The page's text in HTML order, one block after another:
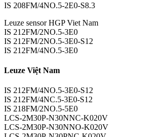
IS 208FM/4NO.5-2E0-S8.3
Leuze sensor HGP Viet Nam
IS 212FM/2NO.5-3E0
IS 212FM/2NO.5-3E0-S12
IS 212FM/4NO.5-3E0
Leuze Việt Nam
IS 212FM/4NO.5-3E0-S12
IS 212FM/4NC.5-3E0-S12
IS 218FM/2NO.5-5E0
LCS-2M30P-N30NNC-K020V
LCS-2M30P-N30NNO-K020V